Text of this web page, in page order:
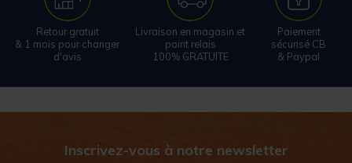
Retour gratuit
& 1 mois pour changer
d'avis
Livraison en magasin et
point relais
100% GRATUITE
Paiement
sécurisé CB
& Paypal
Inscrivez-vous à notre newsletter